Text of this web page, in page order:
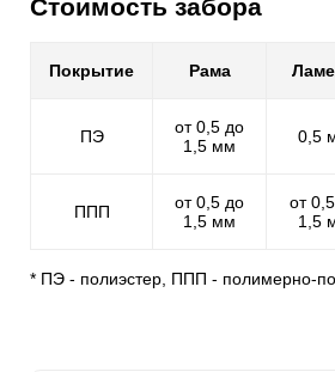
Стоимость забора
Покрытие Рама
ПЭ
от 0,5 до
1,5 мм
0,5
ППП
от 0,5 до
1,5 мм
от
1,5
* ПЭ - полиэстер, ППП - полимерно-